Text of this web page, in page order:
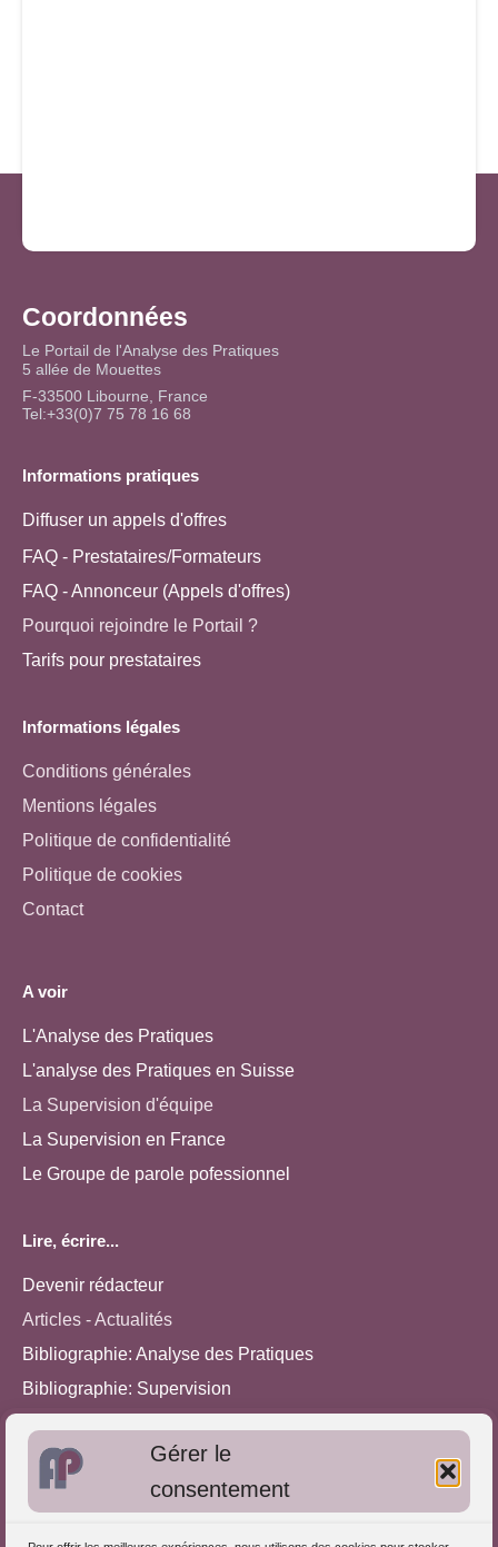
Gérer le
consentement
Coordonnées
Le Portail de l'Analyse des Pratiques
5 allée de Mouettes
F-33500 Libourne, France
Tel:+33(0)7 75 78 16 68
Informations pratiques
Diffuser un appels d'offres
FAQ - Prestataires/Formateurs
FAQ - Annonceur (Appels d'offres)
Pourquoi rejoindre le Portail ?
Tarifs pour prestataires
Informations légales
Conditions générales
Mentions légales
Politique de confidentialité
Politique de cookies
Contact
A voir
L'Analyse des Pratiques
L'analyse des Pratiques en Suisse
La Supervision d'équipe
La Supervision en France
Le Groupe de parole pofessionnel
Lire, écrire...
Devenir rédacteur
Articles - Actualités
Bibliographie: Analyse des Pratiques
Bibliographie: Supervision
Approches de l'Analyse des pratiques